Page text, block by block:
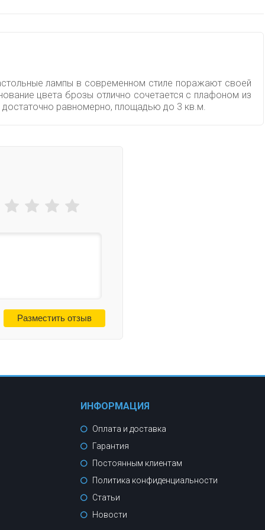
лампы в современном стиле поражают своей
цвета брозы отлично сочетается с плафоном из
равномерно, площадью до 3 кв.м.
ИНФОРМАЦИЯ
Оплата и доставка
Гарантия
Постоянным клиентам
Политика конфиденциальности
Статьи
Новости